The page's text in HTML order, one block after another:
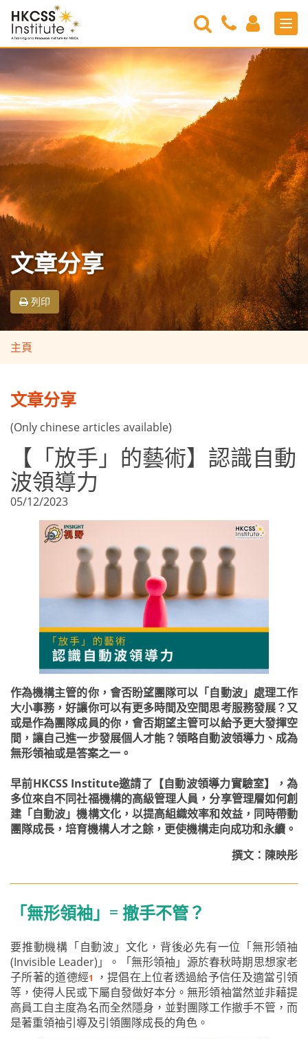
HKCSS
Institute
Search
Contact
Us
Login
文章分享
列印
主頁
文章分享
(Only chinese articles available)
【「放手」的藝術】認識自動
波領導力
05/12/2023
作為機構主管的你，會否盼望團隊可以「自動波」處理工作
大小事務，好讓你可以有更多時間及空間思考服務發展？又
或是作為團隊成員的你，會否期望主管可以給予更大發揮空
間，讓自己進一步發展個人才能？領略自動波領導力、成為
無形領袖或是答案之一。
早前HKCSS Institute邀請了【自動波領導力實驗室】，為
多位來自不同社福機構的高級管理人員，分享管理層如何創
建「自動波」機構文化，以提高組織效率和效益，同時帶動
團隊成長，培育機構人才之餘，更使機構走向成功和永續。
撰文：陳映彤
「無形領袖」= 撤手不管？
要推動機構「自動波」文化，背後必先有一位「無形領袖
(Invisible Leader)」。「無形領袖」源於春秋時期思想家老
子所著的道德經1
，提倡在上位者透過給予信任及適當引領
等，使得人民或下屬自發做好本分。無形領袖當然並非藉提
高員工自主度為名而全然隱身，並對團隊工作撤手不管，而
是著重領袖引導及引領團隊成長的角色。